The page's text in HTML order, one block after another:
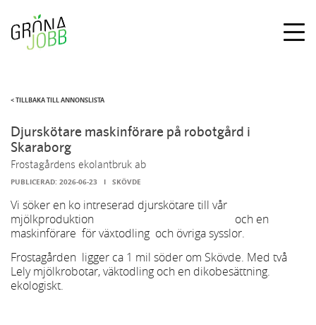
< TILLBAKA TILL ANNONSLISTA
Djurskötare maskinförare på robotgård i
Skaraborg
Frostagårdens ekolantbruk ab
PUBLICERAD: 2026-06-23 I SKÖVDE
Vi söker en ko intreserad djurskötare till vår
mjölkproduktion och en
maskinförare för växtodling och övriga sysslor.
Frostagården ligger ca 1 mil söder om Skövde. Med två
Lely mjölkrobotar, väktodling och en dikobesättning.
ekologiskt.